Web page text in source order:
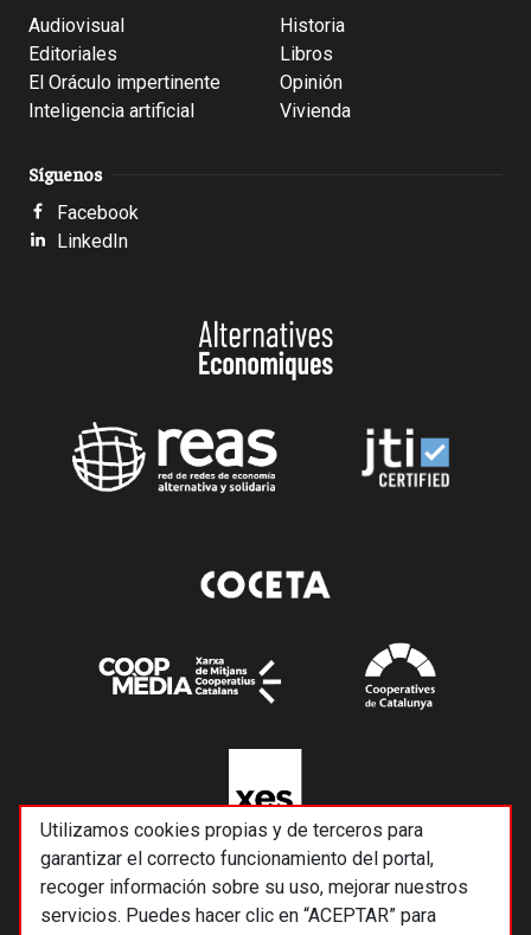
Utilizamos cookies propias y de terceros para
garantizar el correcto funcionamiento del portal,
recoger información sobre su uso, mejorar nuestros
servicios. Puedes hacer clic en “ACEPTAR” para
Audiovisual
Editoriales
El Oráculo impertinente
Inteligencia artificial
Historia
Libros
Opinión
Vivienda
Síguenos
Facebook
LinkedIn